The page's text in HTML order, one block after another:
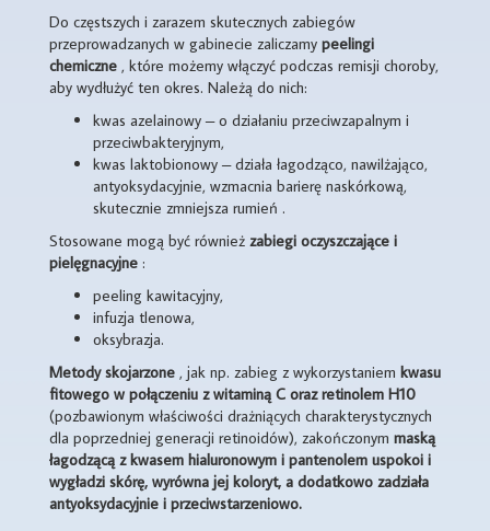
Do częstszych i zarazem skutecznych zabiegów
przeprowadzanych w gabinecie zaliczamy peelingi
chemiczne , które możemy włączyć podczas remisji choroby,
aby wydłużyć ten okres. Należą do nich:
kwas azelainowy – o działaniu przeciwzapalnym i
przeciwbakteryjnym,
kwas laktobionowy – działa łagodząco, nawilżająco,
antyoksydacyjnie, wzmacnia barierę naskórkową,
skutecznie zmniejsza rumień .
Stosowane mogą być również zabiegi oczyszczające i
pielęgnacyjne :
peeling kawitacyjny,
infuzja tlenowa,
oksybrazja.
Metody skojarzone , jak np. zabieg z wykorzystaniem kwasu
fitowego w połączeniu z witaminą C oraz retinolem H10
(pozbawionym właściwości drażniących charakterystycznych
dla poprzedniej generacji retinoidów), zakończonym maską
łagodzącą z kwasem hialuronowym i pantenolem uspokoi i
wygładzi skórę, wyrówna jej koloryt, a dodatkowo zadziała
antyoksydacyjnie i przeciwstarzeniowo.